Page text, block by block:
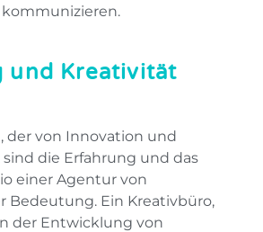
und Kreativität
der von Innovation und
die Erfahrung und das
einer Agentur von
Bedeutung. Ein Kreativbüro,
der Entwicklung von